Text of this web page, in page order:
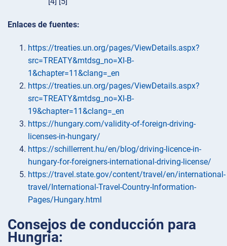
Enlaces de fuentes:
https://treaties.un.org/pages/ViewDetails.aspx?
src=TREATY&mtdsg_no=XI-B-
1&chapter=11&clang=_en
https://treaties.un.org/pages/ViewDetails.aspx?
src=TREATY&mtdsg_no=XI-B-
19&chapter=11&clang=_en
https://hungary.com/validity-of-foreign-driving-
licenses-in-hungary/
https://schillerrent.hu/en/blog/driving-licence-in-
hungary-for-foreigners-international-driving-license/
https://travel.state.gov/content/travel/en/international-
travel/International-Travel-Country-Information-
Pages/Hungary.html
Consejos de conducción para
Hungría: